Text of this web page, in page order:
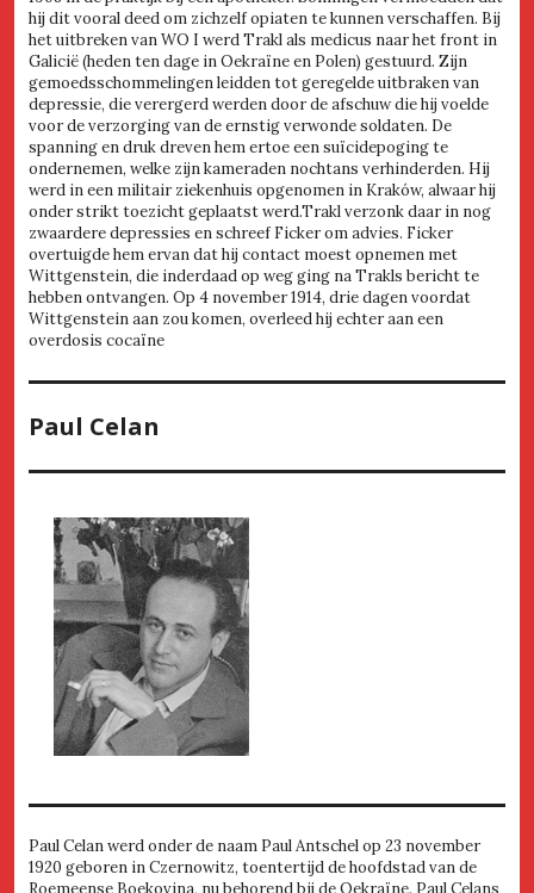
hij dit vooral deed om zichzelf opiaten te kunnen verschaffen. Bij
het uitbreken van WO I werd Trakl als medicus naar het front in
Galicië (heden ten dage in Oekraïne en Polen) gestuurd. Zijn
gemoedsschommelingen leidden tot geregelde uitbraken van
depressie, die verergerd werden door de afschuw die hij voelde
voor de verzorging van de ernstig verwonde soldaten. De
spanning en druk dreven hem ertoe een suïcidepoging te
ondernemen, welke zijn kameraden nochtans verhinderden. Hij
werd in een militair ziekenhuis opgenomen in Kraków, alwaar hij
onder strikt toezicht geplaatst werd.Trakl verzonk daar in nog
zwaardere depressies en schreef Ficker om advies. Ficker
overtuigde hem ervan dat hij contact moest opnemen met
Wittgenstein, die inderdaad op weg ging na Trakls bericht te
hebben ontvangen. Op 4 november 1914, drie dagen voordat
Wittgenstein aan zou komen, overleed hij echter aan een
overdosis cocaïne
Paul Celan
Paul Celan werd onder de naam Paul Antschel op 23 november
1920 geboren in Czernowitz, toentertijd de hoofdstad van de
Roemeense Boekovina, nu behorend bij de Oekraïne. Paul Celans